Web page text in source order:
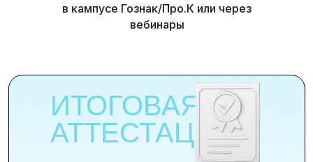
ИТОГОВАЯ
АТТЕСТАЦИЯ
в кампусе Гознак/Про.К или через
вебинары